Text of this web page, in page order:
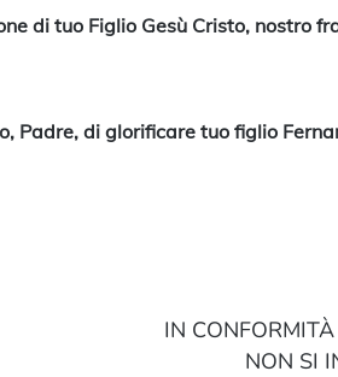
di tuo Figlio Gesù Cristo, nostro
Padre, di glorificare tuo figlio
IN
NON SI